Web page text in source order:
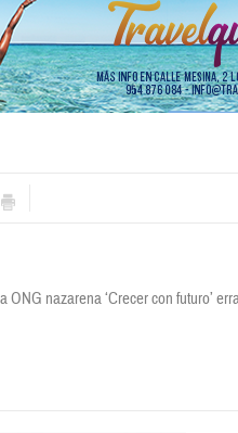
ONG nazarena ‘Crecer con futuro’